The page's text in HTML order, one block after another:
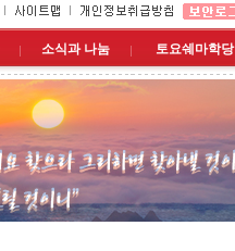
소식과 나눔 토요쉐마학당